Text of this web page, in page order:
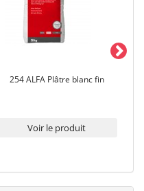
254 ALFA Plâtre blanc fin
Voir le produit